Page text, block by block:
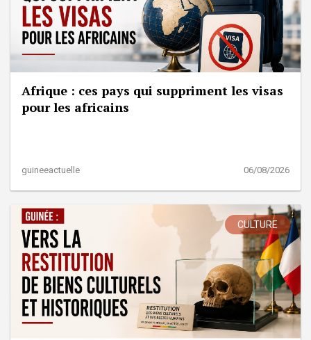
Afrique : ces pays qui suppriment les visas
pour les africains
guineeactuelle 06/08/2026
CULTURE